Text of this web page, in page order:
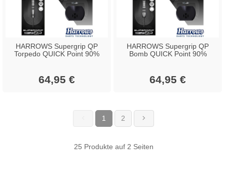
HARROWS Supergrip QP
Torpedo QUICK Point 90%
64,95 €
HARROWS Supergrip QP
Bomb QUICK Point 90%
64,95 €
1 (current)
2
25 Produkte auf 2 Seiten